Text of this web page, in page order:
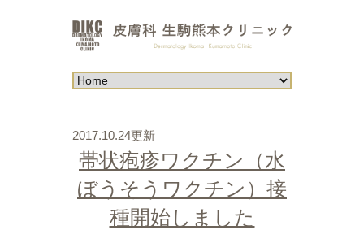
2017.10.24更新
帯状疱疹ワクチン（水
ぼうそうワクチン）接
種開始しました